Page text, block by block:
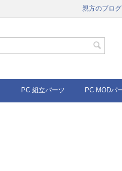
親方のブログ
PC 組立パーツ PC MODパ